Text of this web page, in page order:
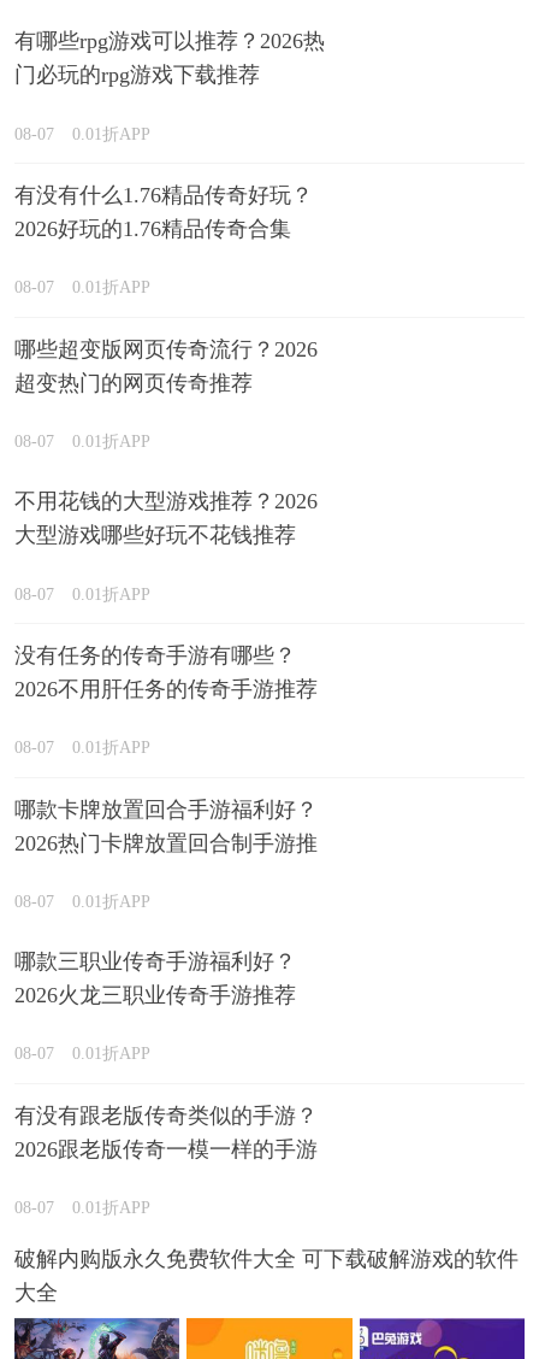
有哪些rpg游戏可以推荐？2026热
门必玩的rpg游戏下载推荐
08-07 0.01折APP
有没有什么1.76精品传奇好玩？
2026好玩的1.76精品传奇合集
08-07 0.01折APP
哪些超变版网页传奇流行？2026
超变热门的网页传奇推荐
08-07 0.01折APP
不用花钱的大型游戏推荐？2026
大型游戏哪些好玩不花钱推荐
08-07 0.01折APP
没有任务的传奇手游有哪些？
2026不用肝任务的传奇手游推荐
08-07 0.01折APP
哪款卡牌放置回合手游福利好？
2026热门卡牌放置回合制手游推
08-07 0.01折APP
哪款三职业传奇手游福利好？
2026火龙三职业传奇手游推荐
08-07 0.01折APP
有没有跟老版传奇类似的手游？
2026跟老版传奇一模一样的手游
08-07 0.01折APP
破解内购版永久免费软件大全 可下载破解游戏的软件
大全